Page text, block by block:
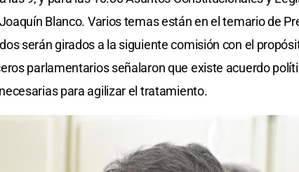
Blanco. Varios temas están en el temario de
serán girados a la siguiente comisión con el
parlamentarios señalaron que existe acuerdo
para agilizar el tratamiento.